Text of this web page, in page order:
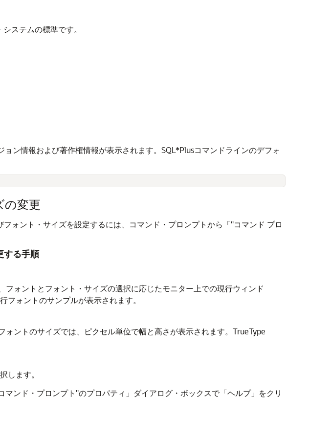
ステムの標準です。
ン情報および著作権情報が表示されます。SQL*Plusコマンドラインのデフォ
の変更
ォント・サイズを設定するには、コマンド・プロンプトから「"コマンド プロ
する手順
ォントとフォント・サイズの選択に応じたモニター上での現行ウィンド
ォントのサンプルが表示されます。
ントのサイズでは、ピクセル単位で幅と高さが表示されます。TrueType
します。
ンド・プロンプト"のプロパティ」ダイアログ・ボックスで「ヘルプ」をクリ